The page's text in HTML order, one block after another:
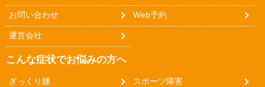
お問い合わせ Web予約
運営会社
こんな症状でお悩みの方へ
ぎっくり腰 スポーツ障害